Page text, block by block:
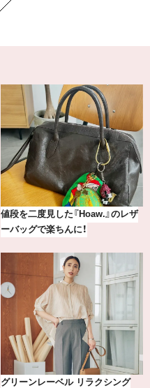
【BAILA×OMO】ウオズミアミ描き
下ろし！金沢の旅リスト
気分が上がる「フルラ」のアイウェ